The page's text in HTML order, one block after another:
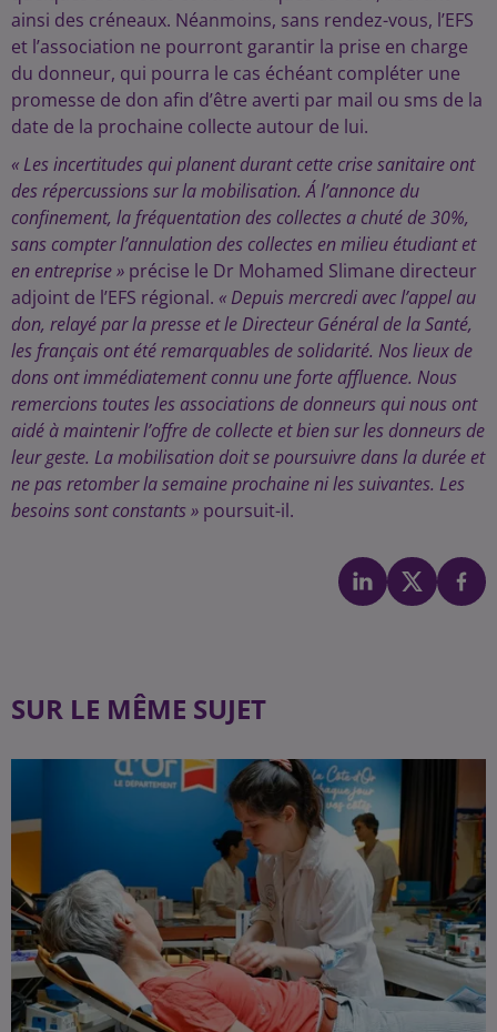
ainsi des créneaux. Néanmoins, sans rendez-vous, l’EFS
et l’association ne pourront garantir la prise en charge
du donneur, qui pourra le cas échéant compléter une
promesse de don afin d’être averti par mail ou sms de la
date de la prochaine collecte autour de lui.
« Les incertitudes qui planent durant cette crise sanitaire ont
des répercussions sur la mobilisation. Á l’annonce du
confinement, la fréquentation des collectes a chuté de 30%,
sans compter l’annulation des collectes en milieu étudiant et
en entreprise » précise le Dr Mohamed Slimane directeur
adjoint de l’EFS régional. « Depuis mercredi avec l’appel au
don, relayé par la presse et le Directeur Général de la Santé,
les français ont été remarquables de solidarité. Nos lieux de
dons ont immédiatement connu une forte affluence. Nous
remercions toutes les associations de donneurs qui nous ont
aidé à maintenir l’offre de collecte et bien sur les donneurs de
leur geste. La mobilisation doit se poursuivre dans la durée et
ne pas retomber la semaine prochaine ni les suivantes. Les
besoins sont constants » poursuit-il.
SUR LE MÊME SUJET